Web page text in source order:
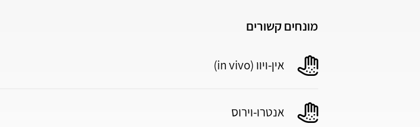
מונחים קשורים
אין-ויוו (in vivo)
אנטרו-וירוס